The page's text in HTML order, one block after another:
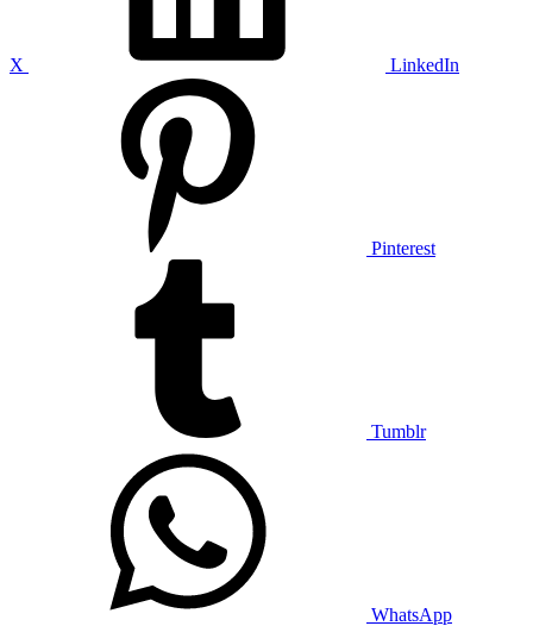
X LinkedIn
Pinterest
Tumblr
WhatsApp